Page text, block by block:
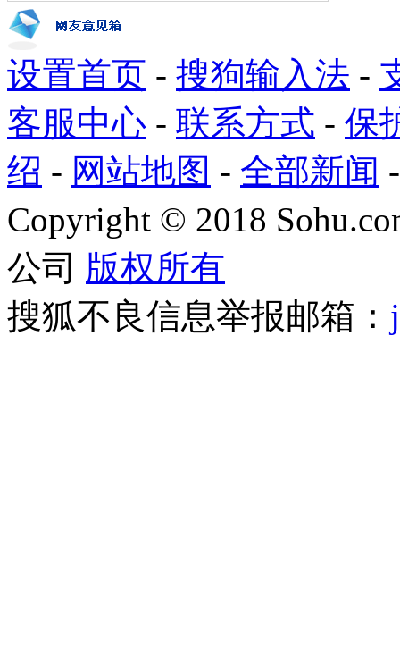
设置首页 - 搜狗输入法 -
客服中心 - 联系方式 - 保
绍 - 网站地图 - 全部新闻
Copyright © 2018
公司 版权所有
搜狐不良信息举报邮箱：